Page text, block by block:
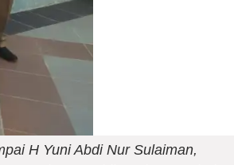
H Yuni Abdi Nur Sulaiman,